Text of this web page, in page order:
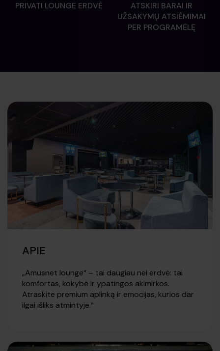
PRIVATI LOUNGE ERDVĖ
ATSKIRI BARAI IR
UŽSAKYMŲ ATSIĖMIMAI
PER PROGRAMĖLĘ
APIE
„Amusnet lounge“ – tai daugiau nei erdvė: tai
komfortas, kokybė ir ypatingos akimirkos.
Atraskite premium aplinką ir emocijas, kurios dar
ilgai išliks atmintyje.“